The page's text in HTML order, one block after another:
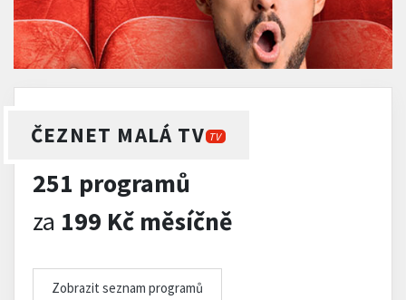
ČEZNET MALÁ TV TV
251 programů
za 199 Kč měsíčně
Zobrazit seznam programů